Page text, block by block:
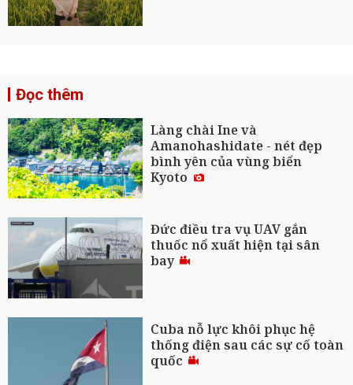
Đọc thêm
Làng chài Ine và
Amanohashidate - nét đẹp
bình yên của vùng biển
Kyoto
Đức điều tra vụ UAV gắn
thuốc nổ xuất hiện tại sân
bay
Cuba nỗ lực khôi phục hệ
thống điện sau các sự cố toàn
quốc